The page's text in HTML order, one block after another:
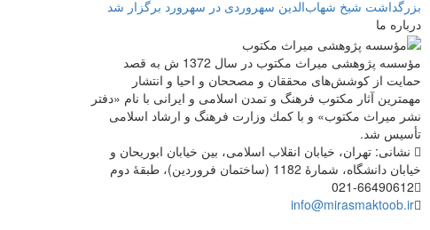
بزرگداشت شیخ شهاب‌الدین سهروردی در سهرورد برگزار شد
درباره ما
مؤسسه پژوهشی میراث مكتوب در سال 1372 ش به قصد
حمایت از كوشش‌های محققان و مصححان و احیا و انتشار
مهمترین آثار مكتوب فرهنگ و تمدن اسلامی و ایرانی با نام «دفتر
نشر میراث مكتوب» و با كمك وزارت فرهنگ و ارشاد اسلامی
تأسیس شد.
نشانی: تهران، خیابان انقلاب اسلامی، بین خیابان ابوریحان و
خیابان دانشگاه، شمارۀ 1182 (ساختمان فروردین)، طبقۀ دوم
021-66490612
info@mirasmaktoob.ir